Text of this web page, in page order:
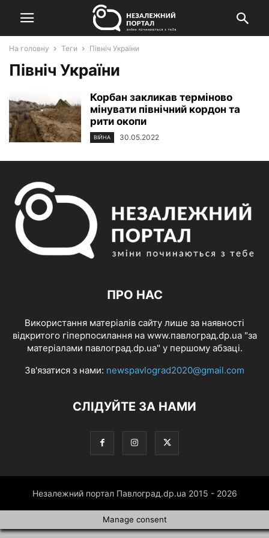
На головну Теги Північ України
Північ України
Корбан закликав терміново
мінувати північний кордон та
рити окопи
ВІЙНА 30.05.2022
ПРО НАС
Використання матеріалів сайту лише за наявності
відкритого гіперпосилання на www.павлоград.dp.ua "за
матеріалами павлоград.dp.ua" у першому абзаці.
Зв'язатися з нами: newspavlograd2020@gmail.com
СЛІДУЙТЕ ЗА НАМИ
Незалежний портал Павлоград.dp.ua 2015 - 2026
Manage consent